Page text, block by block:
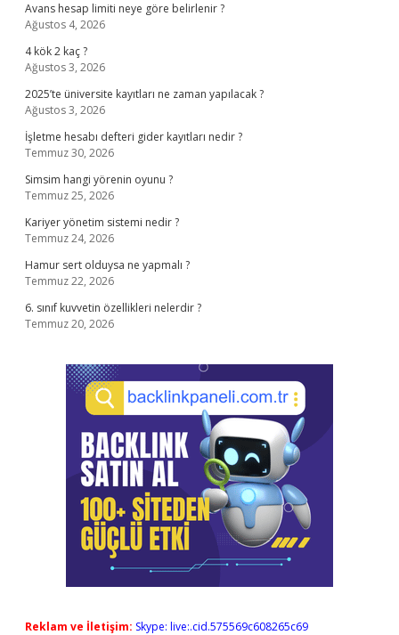
Avans hesap limiti neye göre belirlenir ?
Ağustos 4, 2026
4 kök 2 kaç ?
Ağustos 3, 2026
2025’te üniversite kayıtları ne zaman yapılacak ?
Ağustos 3, 2026
İşletme hesabı defteri gider kayıtları nedir ?
Temmuz 30, 2026
Simsim hangi yörenin oyunu ?
Temmuz 25, 2026
Kariyer yönetim sistemi nedir ?
Temmuz 24, 2026
Hamur sert olduysa ne yapmalı ?
Temmuz 22, 2026
6. sınıf kuvvetin özellikleri nelerdir ?
Temmuz 20, 2026
Reklam ve İletişim: Skype: live:.cid.575569c608265c69